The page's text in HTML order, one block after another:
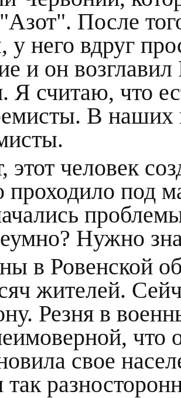
После
у него вдруг
и он
Я считаю, что
В
этот человек
проходило под
Нужно
в Ровенской
жителей.
Резня в
что
свое